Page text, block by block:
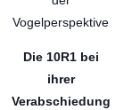
Vogelperspektive
Die 10R1 bei
ihrer
Verabschiedung